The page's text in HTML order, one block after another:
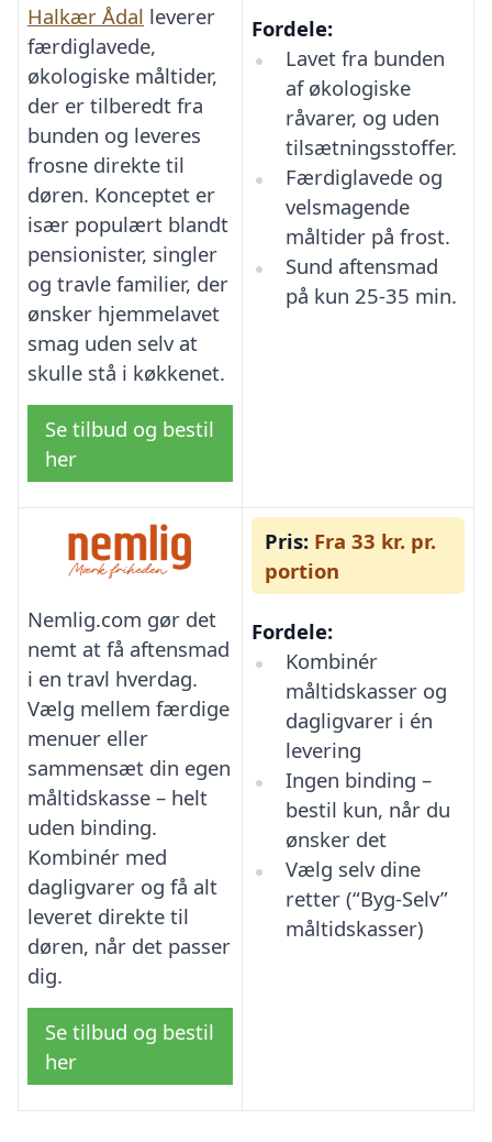
Halkær Ådal leverer
færdiglavede,
økologiske måltider,
der er tilberedt fra
bunden og leveres
frosne direkte til
døren. Konceptet er
især populært blandt
pensionister, singler
og travle familier, der
ønsker hjemmelavet
smag uden selv at
skulle stå i køkkenet.
Se tilbud og bestil
her
Fordele:
Lavet fra bunden
af økologiske
råvarer, og uden
tilsætningsstoffer.
Færdiglavede og
velsmagende
måltider på frost.
Sund aftensmad
på kun 25-35 min.
Nemlig.com gør det
nemt at få aftensmad
i en travl hverdag.
Vælg mellem færdige
menuer eller
sammensæt din egen
måltidskasse – helt
uden binding.
Kombinér med
dagligvarer og få alt
leveret direkte til
døren, når det passer
dig.
Se tilbud og bestil
her
Pris: Fra 33 kr. pr.
portion
Fordele:
Kombinér
måltidskasser og
dagligvarer i én
levering
Ingen binding –
bestil kun, når du
ønsker det
Vælg selv dine
retter (“Byg-Selv”
måltidskasser)